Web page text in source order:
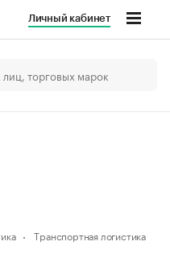
Личный кабинет
Транспортная логистика